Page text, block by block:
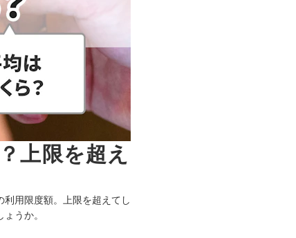
上限を超え
用限度額。上限を超えてし
うか。